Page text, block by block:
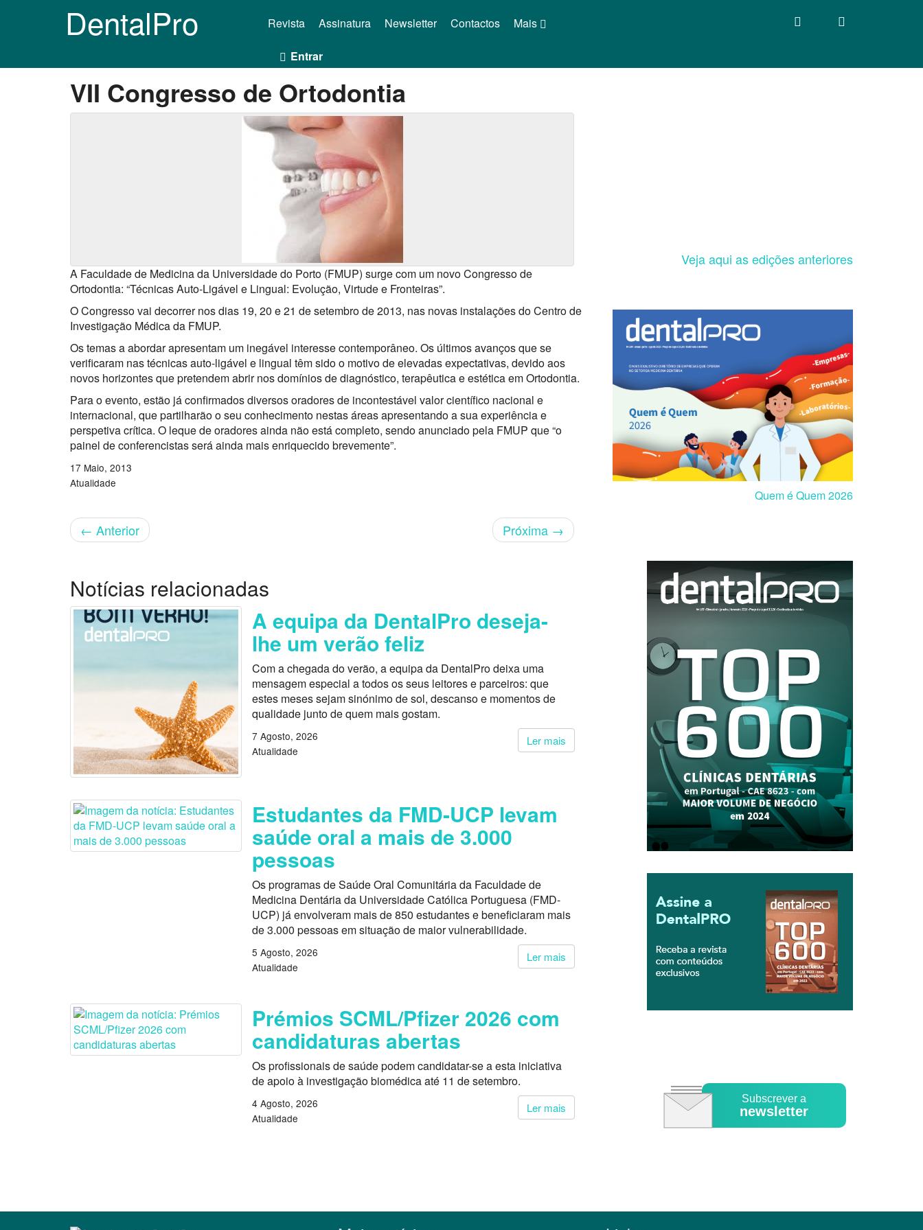
DentalPro Mais
Revista Assinatura Newsletter Contactos
Entrar
VII Congresso de Ortodontia
A Faculdade de Medicina da Universidade do Porto (FMUP) surge com um novo Congresso de
Ortodontia: “Técnicas Auto-Ligável e Lingual: Evolução, Virtude e Fronteiras”.
O Congresso vai decorrer nos dias 19, 20 e 21 de setembro de 2013, nas novas instalações do Centro de
Investigação Médica da FMUP.
Os temas a abordar apresentam um inegável interesse contemporâneo. Os últimos avanços que se
verificaram nas técnicas auto-ligável e lingual têm sido o motivo de elevadas expectativas, devido aos
novos horizontes que pretendem abrir nos domínios de diagnóstico, terapêutica e estética em Ortodontia.
Para o evento, estão já confirmados diversos oradores de incontestável valor científico nacional e
internacional, que partilharão o seu conhecimento nestas áreas apresentando a sua experiência e
perspetiva crítica. O leque de oradores ainda não está completo, sendo anunciado pela FMUP que “o
painel de conferencistas será ainda mais enriquecido brevemente”.
17 Maio, 2013
Atualidade
← Anterior Próxima →
Veja aqui as edições anteriores
Quem é Quem 2026
Subscrever a
newsletter
Notícias relacionadas
A equipa da DentalPro deseja-
lhe um verão feliz
Com a chegada do verão, a equipa da DentalPro deixa uma
mensagem especial a todos os seus leitores e parceiros: que
estes meses sejam sinónimo de sol, descanso e momentos de
qualidade junto de quem mais gostam.
Ler mais
7 Agosto, 2026
Atualidade
Estudantes da FMD-UCP levam
saúde oral a mais de 3.000
pessoas
Os programas de Saúde Oral Comunitária da Faculdade de
Medicina Dentária da Universidade Católica Portuguesa (FMD-
UCP) já envolveram mais de 850 estudantes e beneficiaram mais
de 3.000 pessoas em situação de maior vulnerabilidade.
Ler mais
5 Agosto, 2026
Atualidade
Prémios SCML/Pfizer 2026 com
candidaturas abertas
Os profissionais de saúde podem candidatar-se a esta iniciativa
de apoio à investigação biomédica até 11 de setembro.
Ler mais
4 Agosto, 2026
Atualidade